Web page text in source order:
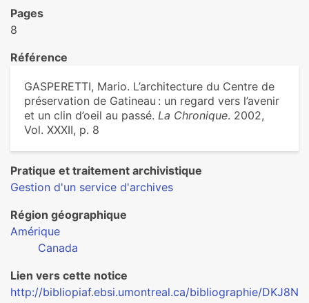
Pages
8
Référence
GASPERETTI, Mario. L’architecture du Centre de
préservation de Gatineau : un regard vers l’avenir
et un clin d’oeil au passé. La Chronique. 2002,
Vol. XXXII, p. 8
Pratique et traitement archivistique
Gestion d'un service d'archives
Région géographique
Amérique
Canada
Lien vers cette notice
http://bibliopiaf.ebsi.umontreal.ca/bibliographie/DKJ8N